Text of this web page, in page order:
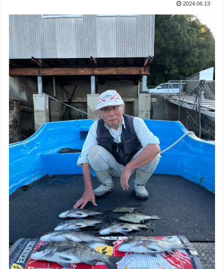
2024.06.13